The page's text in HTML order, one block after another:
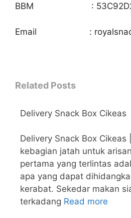
BBM :
Email :
Related Posts
Delivery Snack Box Cikeas
Delivery Snack Box Cikeas
kebagian jatah untuk
pertama yang terlintas
apa yang dapat
kerabat. Sekedar makan
terkadang Read more